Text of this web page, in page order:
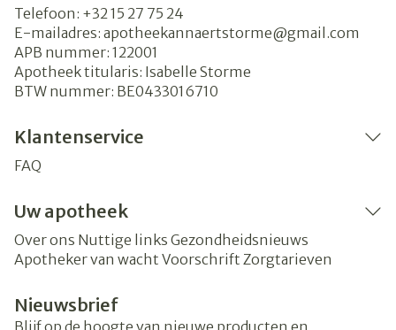
Telefoon: +32 15 27 75 24
E-mailadres: apotheekannaertstorme@gmail.com
APB nummer: 122001
Apotheek titularis: Isabelle Storme
BTW nummer: BE0433016710
Klantenservice
FAQ
Uw apotheek
Over ons Nuttige links Gezondheidsnieuws
Apotheker van wacht Voorschrift Zorgtarieven
Nieuwsbrief
Blijf op de hoogte van nieuwe producten en